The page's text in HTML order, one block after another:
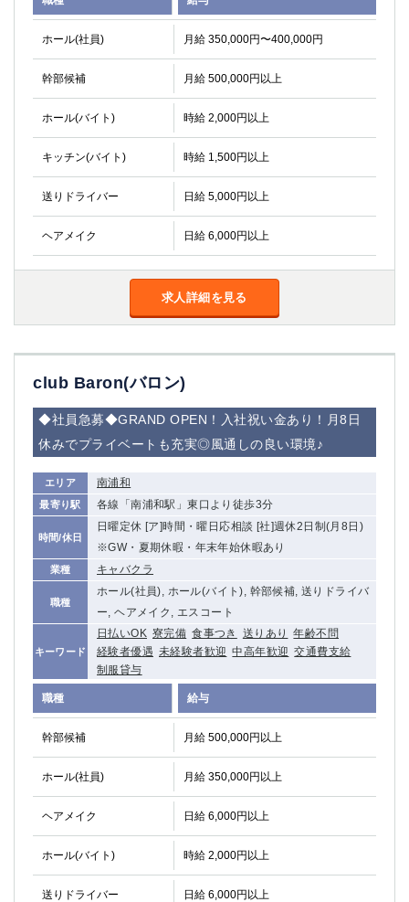
ホール(社員) 月給 350,000円〜400,000円
幹部候補 月給 500,000円以上
ホール(バイト) 時給 2,000円以上
キッチン(バイト) 時給 1,500円以上
送りドライバー 日給 5,000円以上
ヘアメイク 日給 6,000円以上
求人詳細を見る
club Baron(バロン)
◆社員急募◆GRAND OPEN！入社祝い金あり！月8日
休みでプライベートも充実◎風通しの良い環境♪
エリア 南浦和
最寄り駅 各線「南浦和駅」東口より徒歩3分
時間/休日
日曜定休 [ア]時間・曜日応相談 [社]週休2日制(月8日)
※GW・夏期休暇・年末年始休暇あり
業種 キャバクラ
職種
ホール(社員), ホール(バイト), 幹部候補, 送りドライバ
ー, ヘアメイク, エスコート
キーワード
日払いOK 寮完備 食事つき 送りあり
年齢不問
経験者優遇 未経験者歓迎 中高年歓迎 交通費支給
制服貸与
職種 給与
幹部候補 月給 500,000円以上
ホール(社員) 月給 350,000円以上
ヘアメイク 日給 6,000円以上
ホール(バイト) 時給 2,000円以上
送りドライバー 日給 6,000円以上